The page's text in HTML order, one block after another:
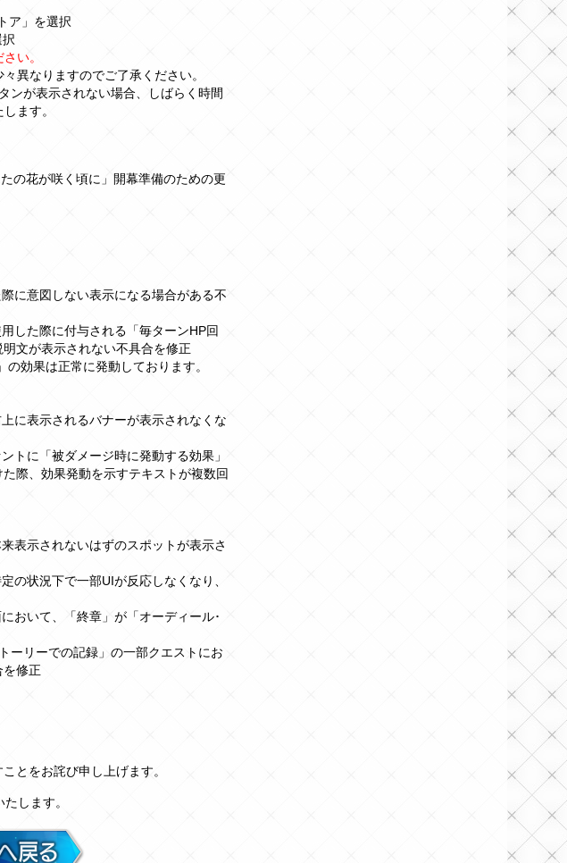
ア」を選択
い。
異なりますのでご了承ください。
ンが表示されない場合、しばらく時間
ます。
の花が咲く頃に」開幕準備のための更
に意図しない表示になる場合がある不
した際に付与される「毎ターンHP回
文が表示されない不具合を修正
効果は正常に発動しております。
に表示されるバナーが表示されなくな
トに「被ダメージ時に発動する効果」
際、効果発動を示すテキストが複数回
表示されないはずのスポットが表示さ
の状況下で一部UIが反応しなくなり、
おいて、「終章」が「オーディール･
ーリーでの記録」の一部クエストにお
修正
とをお詫び申し上げます。
します。